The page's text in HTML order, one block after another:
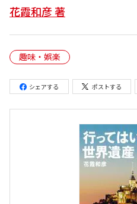
花霞和彦 著
趣味・娯楽
シェアする ポストする